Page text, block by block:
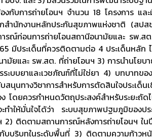
งกับการถ่ายโอนฯ จำนวน 18 โครงการ แ
สำนักงานหลักประกันสุขภาพแห่งชาติ (ส
รณ์ก่อนการถ่ายโอนสถานีอนามัยและ รพ.
มีประเด็นที่ควรติดตามต่อ 4 ประเด็นหลัก
มัยและ รพ.สต. ที่ถ่ายโอนฯ 3) การนำนโย
ระบบยาและเวชภัณฑ์ที่ไม่ใช่ยา 4) บทบาท
สนุนทางวิชาการสำหรับการตัดสินใจประเ
โดยควรกำหนดวัตถุประสงค์สำหรับระยะถั
ะทำให้มั่นใจได้ว่า ระบบสุขภาพปฐมภูมิของ
2) ติดตามสถานการณ์หลังการถ่ายโอนฯ ใ
กับบริบทในระดับพื้นที่ 3) ติดตามความก้าวห